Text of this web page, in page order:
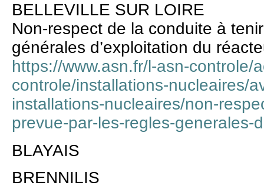
BELLEVILLE SUR LOIRE
Non-respect de la conduite à
générales d’exploitation du
https://www.asn.fr/l-asn-controle/
controle/installations-nucleaires/
installations-nucleaires/non-
prevue-par-les-regles-generales-
BLAYAIS
BRENNILIS